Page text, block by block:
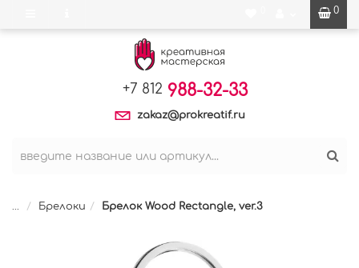
0
+7 812 988-32-33
zakaz@prokreatif.ru
... Брелоки Брелок Wood Rectangle, ver.3